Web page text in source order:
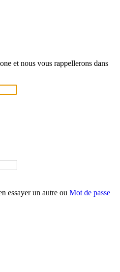
et nous vous rappellerons dans
essayer un autre ou Mot de passe